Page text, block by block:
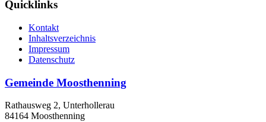
Quicklinks
Kontakt
Inhaltsverzeichnis
Impressum
Datenschutz
Gemeinde Moosthenning
Rathausweg 2, Unterhollerau
84164 Moosthenning